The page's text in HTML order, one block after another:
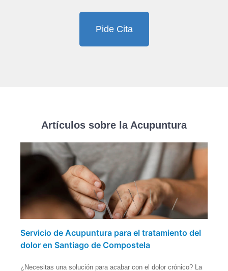
Pide Cita
Artículos sobre la Acupuntura
Servicio de Acupuntura para el tratamiento del
dolor en Santiago de Compostela
¿Necesitas una solución para acabar con el dolor crónico? La